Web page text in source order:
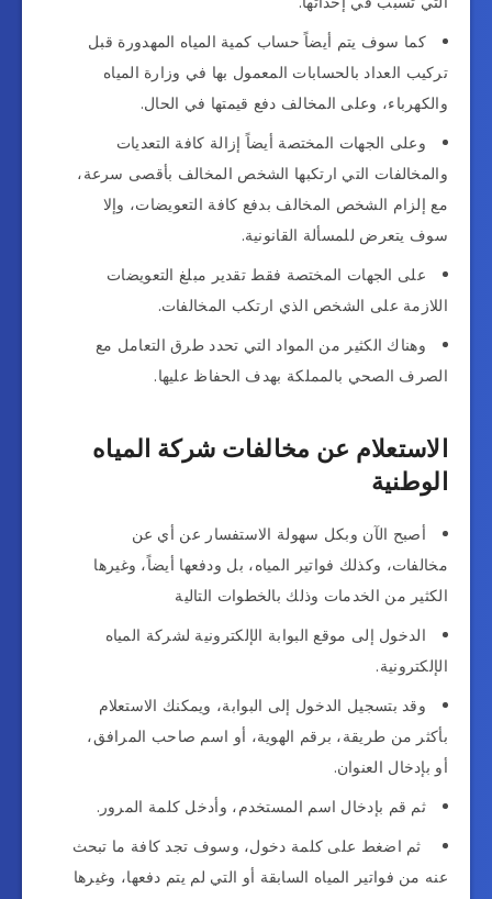
كما سوف يتم أيضاً حساب كمية المياه المهدورة قبل
تركيب العداد بالحسابات المعمول بها في وزارة المياه
والكهرباء، وعلى المخالف دفع قيمتها في الحال.
وعلى الجهات المختصة أيضاً إزالة كافة التعديات
والمخالفات التي ارتكبها الشخص المخالف بأقصى سرعة،
مع إلزام الشخص المخالف بدفع كافة التعويضات، وإلا
سوف يتعرض للمسألة القانونية.
على الجهات المختصة فقط تقدير مبلغ التعويضات
اللازمة على الشخص الذي ارتكب المخالفات.
وهناك الكثير من المواد التي تحدد طرق التعامل مع
الصرف الصحي بالمملكة بهدف الحفاظ عليها.
الاستعلام عن مخالفات شركة المياه
الوطنية
أصبح الآن وبكل سهولة الاستفسار عن أي عن
مخالفات، وكذلك فواتير المياه، بل ودفعها أيضاً، وغيرها
الكثير من الخدمات وذلك بالخطوات التالية
الدخول إلى موقع البوابة الإلكترونية لشركة المياه
الإلكترونية.
وقد بتسجيل الدخول إلى البوابة، ويمكنك الاستعلام
بأكثر من طريقة، برقم الهوية، أو اسم صاحب المرافق،
أو بإدخال العنوان.
ثم قم بإدخال اسم المستخدم، وأدخل كلمة المرور.
ثم اضغط على كلمة دخول، وسوف تجد كافة ما تبحث
عنه من فواتير المياه السابقة أو التي لم يتم دفعها، وغيرها